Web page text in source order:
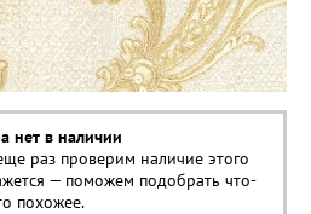
нет в наличии
раз проверим наличие этого
— поможем подобрать что-
похожее.